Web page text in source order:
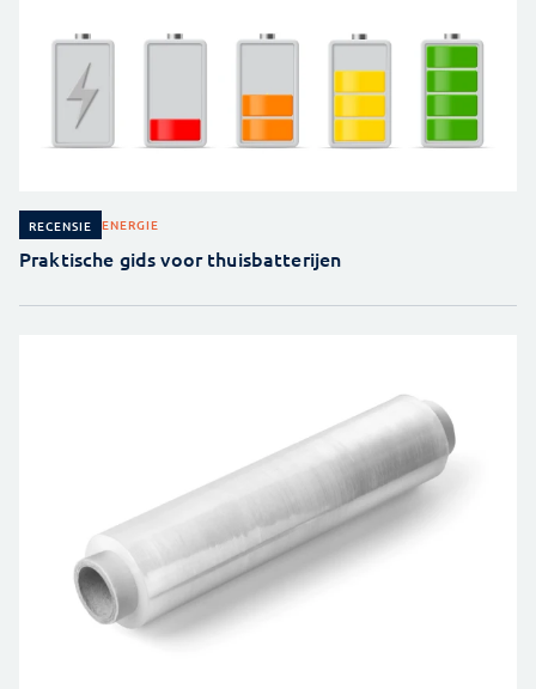
RECENSIE ENERGIE
Praktische gids voor thuisbatterijen